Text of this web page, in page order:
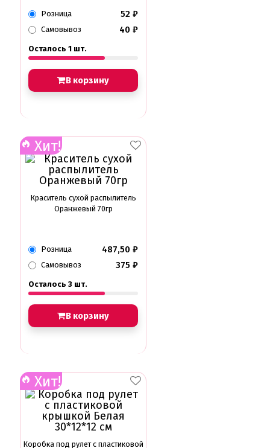
Розница 52 ₽
Самовывоз 40 ₽
Осталось 1 шт.
В корзину
Хит!
Краситель сухой распылитель
Оранжевый 70гр
Розница 487,50 ₽
Самовывоз 375 ₽
Осталось 3 шт.
В корзину
Хит!
Коробка под рулет с пластиковой